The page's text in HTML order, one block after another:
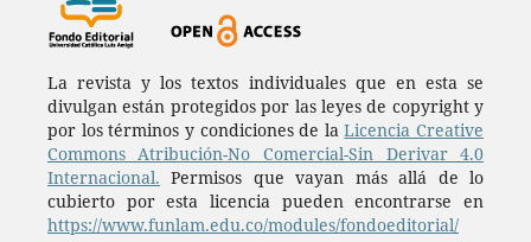
La revista y los textos individuales que en esta se
divulgan están protegidos por las leyes de copyright y
por los términos y condiciones de laLicencia Creative
Commons Atribución-No Comercial-Sin Derivar 4.0
Internacional. Permisos que vayan más allá de lo
cubierto por esta licencia pueden encontrarse en
https://www.funlam.edu.co/modules/fondoeditorial/